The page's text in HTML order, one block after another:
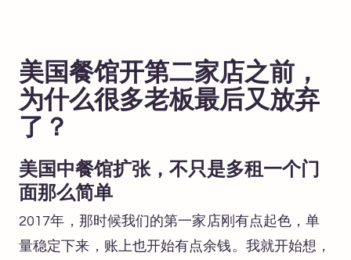
美国餐馆开第二家店之前，
为什么很多老板最后又放弃
了？
美国中餐馆扩张，不只是多租一个门
面那么简单
2017年，那时候我们的第一家店刚有点起色，单
量稳定下来，账上也开始有点余钱。我就开始想，